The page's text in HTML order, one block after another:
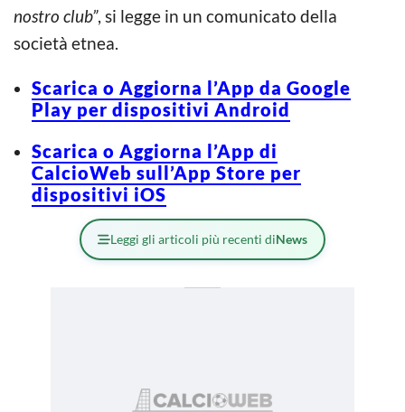
nostro club”, si legge in un comunicato della
società etnea.
Scarica o Aggiorna l’App da Google
Play per dispositivi Android
Scarica o Aggiorna l’App di
CalcioWeb sull’App Store per
dispositivi iOS
Leggi gli articoli più recenti diNews